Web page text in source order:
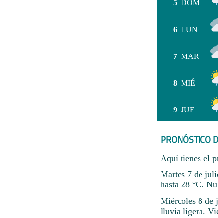
5 DOM
6 LUN
7 MAR
8 MIÉ
9 JUE
PRONÓSTICO
Aquí tienes el
Martes 7 de
hasta 28 °C.
Miércoles 8 de
lluvia ligera.